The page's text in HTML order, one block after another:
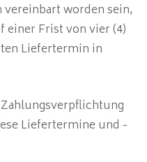
worden sein,
einer Frist von vier (4)
Liefertermin in
Liefertermine und -